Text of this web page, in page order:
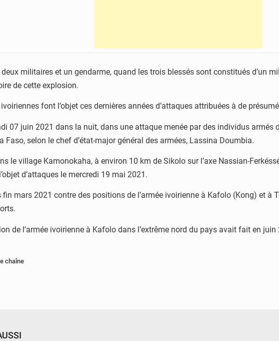
militaires et un gendarme, quand les trois blessés sont constitués d’un
de cette explosion.
font l’objet ces dernières années d’attaques attribuées à de
07 juin 2021 dans la nuit, dans une attaque menée par des individus
Faso, selon le chef d’état-major général des armées, Lassina Doumbia.
le village Kamonokaha, à environ 10 km de Sikolo sur l’axe Nassian-
d’attaques le mercredi 19 mai 2021.
fin mars 2021 contre des positions de l’armée ivoirienne à Kafolo (Kong) et à
de l’armée ivoirienne à Kafolo dans l’extrême nord du pays avait fait en
chaîne